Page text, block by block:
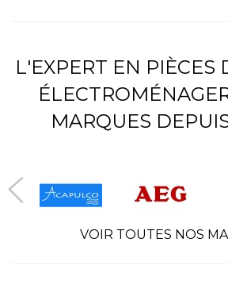
L'EXPERT EN PIÈCES
MARQUES
VOIR TOUTES NOS